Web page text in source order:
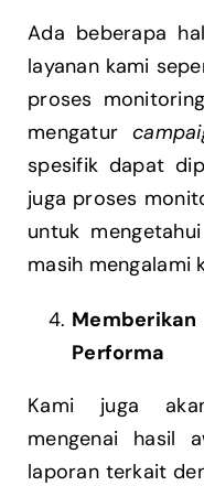
Ada beberapa
layanan kami
proses
mengatur
spesifik dapat
juga proses
untuk
masih mengalami
Performa
Kami juga
mengenai hasil
laporan terkait